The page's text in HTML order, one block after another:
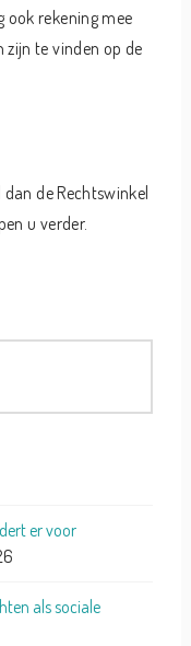
ook rekening mee
zijn te vinden op de
de Rechtswinkel
u verder.
er voor
als sociale